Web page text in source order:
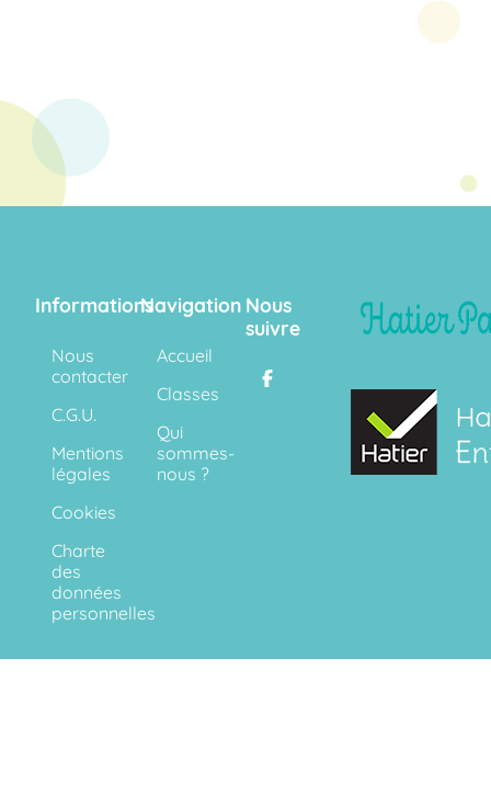
Informations
Nous
contacter
C.G.U.
Mentions
légales
Cookies
Charte
des
données
personnelles
Navigation
Accueil
Classes
Qui
sommes-
nous ?
Nous
suivre